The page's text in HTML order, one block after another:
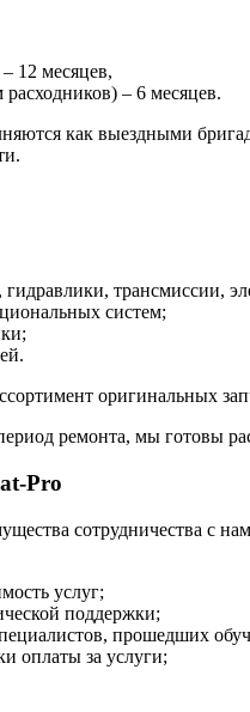
12 месяцев,
– 6 месяцев.
как выездными
гидравлики, трансмиссии,
систем;
оригинальных
ремонта, мы готовы
Pro
сотрудничества с
услуг;
поддержки;
прошедших
оплаты за услуги;